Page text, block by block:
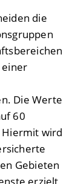
die
einer
Die Werte
60
wird
Gebieten